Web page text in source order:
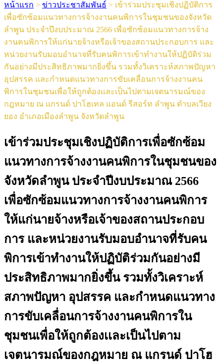
หน้าแรก > ข่าวประชาสัมพันธ์ > เข้าร่วมประชุมเชิงปฏิบัติการ
เพื่อซักซ้อมแนวทางการจ้างงานคนพิการในชุมชนของจังหวัด
ลำพูน ประจำปีงบประมาณ 2566 เพื่อซักซ้อมแนวทางการจ้าง
งานคนพิการให้แก่นายจ้างหรือเจ้าของสถานประกอบการ และ
หน่วยงานรับมอบอำนาจที่รับคนพิการเข้าทำงานให้ปฏิบัติร่วม
กันอย่างมีประสิทธิภาพมากยิ่งขึ้น รวมทั้งวิเคราะห์สภาพปัญหา
อุปสรรค และกำหนดแนวทางการขับเคลื่อนการจ้างงานคน
พิการในชุมชนเพื่อให้ถูกต้องเเละเป็นไปตามเจตนารมณ์ของ
กฎหมาย ณ แกรนด์ ปาโฮเทล แอนด์ รีสอร์ท ลำพูน ตำบลเวียง
ยอง อำเภอเมืองลำพูน จังหวัดลำพูน
เข้าร่วมประชุมเชิงปฏิบัติการเพื่อซักซ้อม
แนวทางการจ้างงานคนพิการในชุมชนของ
จังหวัดลำพูน ประจำปีงบประมาณ 2566
เพื่อซักซ้อมแนวทางการจ้างงานคนพิการ
ให้แก่นายจ้างหรือเจ้าของสถานประกอบ
การ และหน่วยงานรับมอบอำนาจที่รับคน
พิการเข้าทำงานให้ปฏิบัติร่วมกันอย่างมี
ประสิทธิภาพมากยิ่งขึ้น รวมทั้งวิเคราะห์
สภาพปัญหา อุปสรรค และกำหนดแนวทาง
การขับเคลื่อนการจ้างงานคนพิการใน
ชุมชนเพื่อให้ถูกต้องเเละเป็นไปตาม
เจตนารมณ์ของกฎหมาย ณ แกรนด์ ปาโฮ